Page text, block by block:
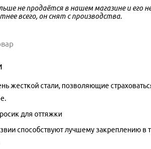
не продаётся в нашем магазине и его
всего, он снят с производства.
жесткой стали, позволяющие
для оттяжки
способствуют лучшему закреплению в